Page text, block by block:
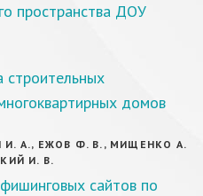
пространства ДОУ
строительных
домов
А., ЕЖОВ Ф. В., МИЩЕНКО А.
И. В.
сайтов по